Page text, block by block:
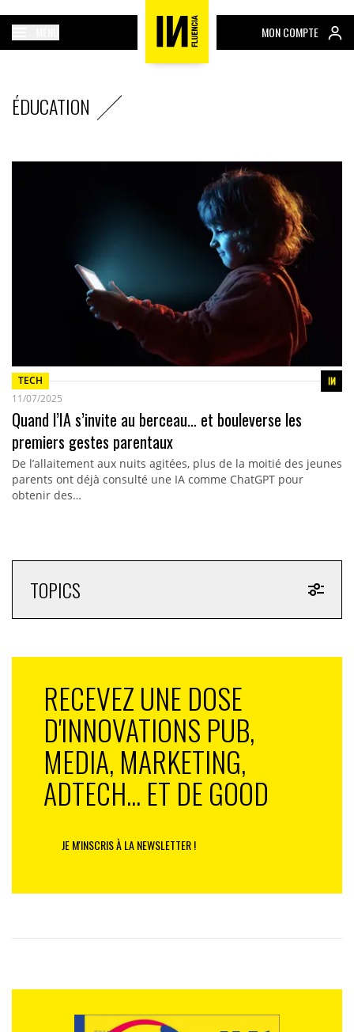
MON COMPTE
ÉDUCATION
TECH
11/07/2025
Quand l’IA s’invite au berceau… et bouleverse les
premiers gestes parentaux
De l’allaitement aux nuits agitées, plus de la moitié des jeunes
parents ont déjà consulté une IA comme ChatGPT pour
obtenir des…
TOPICS
RECEVEZ UNE DOSE
D'INNOVATIONS PUB,
MEDIA, MARKETING,
ADTECH... ET DE GOOD
JE M'INSCRIS À LA NEWSLETTER !